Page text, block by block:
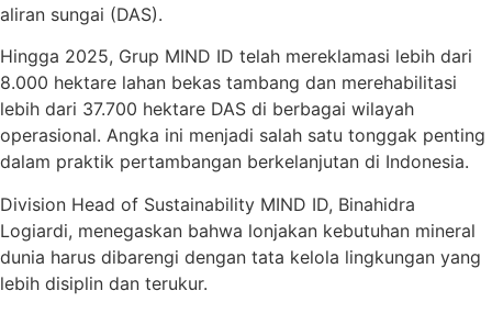
aliran sungai (DAS).
Hingga 2025, Grup MIND ID telah mereklamasi lebih dari
8.000 hektare lahan bekas tambang dan merehabilitasi
lebih dari 37.700 hektare DAS di berbagai wilayah
operasional. Angka ini menjadi salah satu tonggak penting
dalam praktik pertambangan berkelanjutan di Indonesia.
Division Head of Sustainability MIND ID, Binahidra
Logiardi, menegaskan bahwa lonjakan kebutuhan mineral
dunia harus dibarengi dengan tata kelola lingkungan yang
lebih disiplin dan terukur.